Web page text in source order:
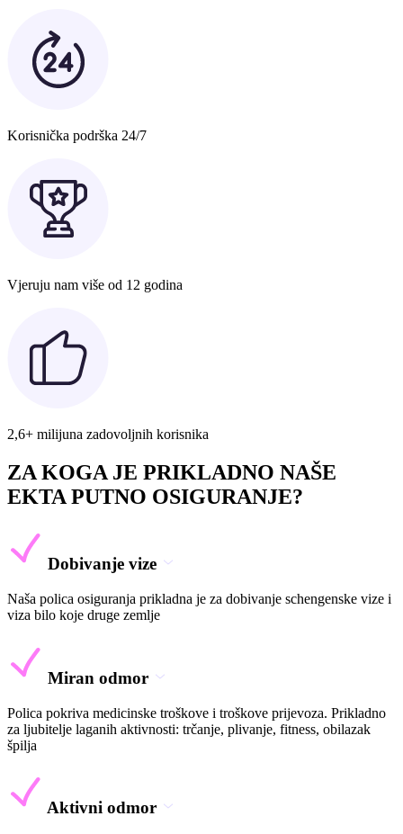
Korisnička podrška 24/7
Vjeruju nam više od 12 godina
2,6+ milijuna zadovoljnih korisnika
ZA KOGA JE PRIKLADNO NAŠE
EKTA PUTNO OSIGURANJE?
Dobivanje vize
Naša polica osiguranja prikladna je za dobivanje schengenske vize i
viza bilo koje druge zemlje
Miran odmor
Polica pokriva medicinske troškove i troškove prijevoza. Prikladno
za ljubitelje laganih aktivnosti: trčanje, plivanje, fitness, obilazak
špilja
Aktivni odmor